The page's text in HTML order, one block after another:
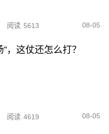
阅读 5613 08-05
，这仗还怎么打？
阅读 4619 08-05